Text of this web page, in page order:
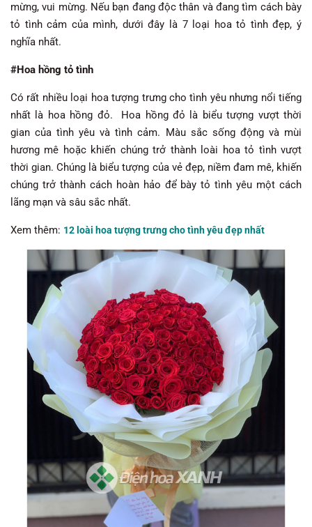
mừng, vui mừng. Nếu bạn đang độc thân và đang tìm cách bày
tỏ tình cảm của mình, dưới đây là 7 loại hoa tỏ tình đẹp, ý
nghĩa nhất.
#Hoa hồng tỏ tình
Có rất nhiều loại hoa tượng trưng cho tình yêu nhưng nổi tiếng
nhất là hoa hồng đỏ. Hoa hồng đỏ là biểu tượng vượt thời
gian của tình yêu và tình cảm. Màu sắc sống động và mùi
hương mê hoặc khiến chúng trở thành loài hoa tỏ tình vượt
thời gian. Chúng là biểu tượng của vẻ đẹp, niềm đam mê, khiến
chúng trở thành cách hoàn hảo để bày tỏ tình yêu một cách
lãng mạn và sâu sắc nhất.
Xem thêm: 12 loài hoa tượng trưng cho tình yêu đẹp nhất